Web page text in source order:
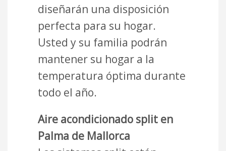
diseñarán una disposición
perfecta para su hogar.
Usted y su familia podrán
mantener su hogar a la
temperatura óptima durante
todo el año.
Aire acondicionado split en
Palma de Mallorca